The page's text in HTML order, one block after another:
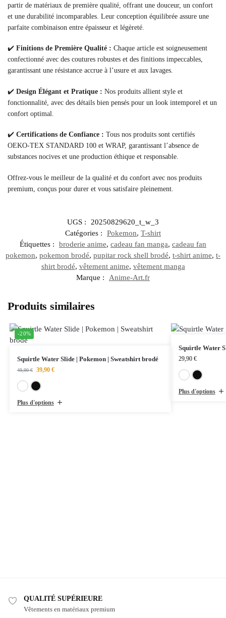
partir de matériaux de première qualité, offrant une douceur, un confort
et une durabilité incomparables. Leur conception équilibrée assure une
parfaite combinaison entre épaisseur et légèreté.
✔️ Finitions de Première Qualité : Chaque article est soigneusement
confectionné avec des coutures robustes et des finitions impeccables,
garantissant une résistance accrue à l’usure et aux lavages.
✔️ Design Élégant et Pratique : Nos produits allient style et
fonctionnalité, avec des détails bien pensés pour un look intemporel et un
confort optimal.
✔️ Certifications de Confiance : Tous nos produits sont certifiés
OEKO-TEX STANDARD 100 et WRAP, garantissant l’absence de
substances nocives et une production éthique et responsable.
Offrez-vous le meilleur de la qualité et du confort avec nos produits
premium, conçus pour durer et vous satisfaire pleinement.
UGS :
20250829620_t_w_3
Catégories :
Pokemon, T-shirt
Étiquettes :
broderie anime, cadeau fan manga, cadeau fan
pokemon, pokemon brodé, pupitar rock shell brodé, t-shirt anime, t-
shirt brodé, vêtement anime, vêtement manga
Marque :
Anime-Art.fr
Produits similaires
-20%
Squirtle Water Slide | Pokemon | Sweatshirt brodé
49,90€ 39,90 €
Plus d'options
Squirtle Water
29,90 €
Plus d'options
QUALITÉ SUPÉRIEURE
Vêtements en matériaux premium